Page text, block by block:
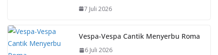
7 Juli 2026
Vespa-Vespa Cantik Menyerbu Roma
6 Juli 2026